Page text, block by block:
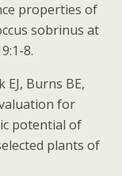
properties of
sobrinus at
8.
Burns BE,
for
potential of
plants of